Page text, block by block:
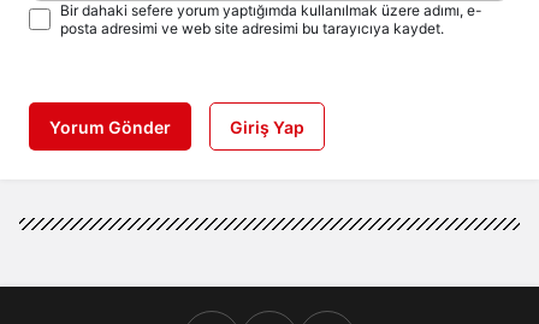
Bir dahaki sefere yorum yaptığımda kullanılmak üzere adımı, e-
posta adresimi ve web site adresimi bu tarayıcıya kaydet.
Yorum Gönder Giriş Yap